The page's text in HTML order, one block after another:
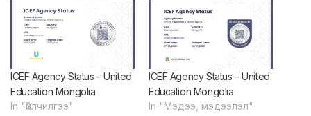
ICEF Agency Status – United
Education Mongolia
In "Үйлчилгээ"
ICEF Agency Status – United
Education Mongolia
In "Мэдээ, мэдээлэл"